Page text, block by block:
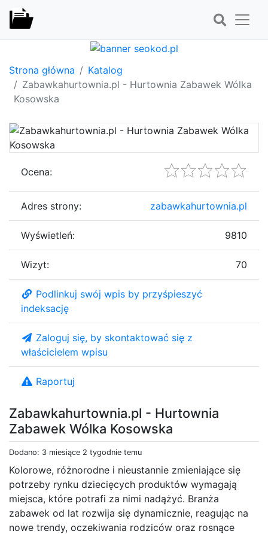
Strona główna
Katalog
Zabawkahurtownia.pl - Hurtownia Zabawek Wólka
Kosowska
Zabawkahurtownia.pl - Hurtownia
Zabawek Wólka Kosowska
Dodano: 3 miesiące 2 tygodnie temu
Kolorowe, różnorodne i nieustannie zmieniające się
potrzeby rynku dziecięcych produktów wymagają
miejsca, które potrafi za nimi nadążyć. Branża
zabawek od lat rozwija się dynamicznie, reagując na
nowe trendy, oczekiwania rodziców oraz rosnące
Ocena:
Adres strony: zabawkahurtownia.pl
Wyświetleń: 9810
Wizyt: 70
Podlinkuj swój wpis by przyśpieszyć
indeksację
Zaloguj się, by skontaktować się z
właścicielem wpisu
Raportuj